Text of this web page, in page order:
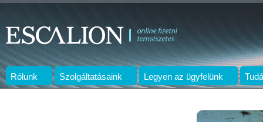
Rólunk Szolgáltatásaink Legyen az ügyfelünk